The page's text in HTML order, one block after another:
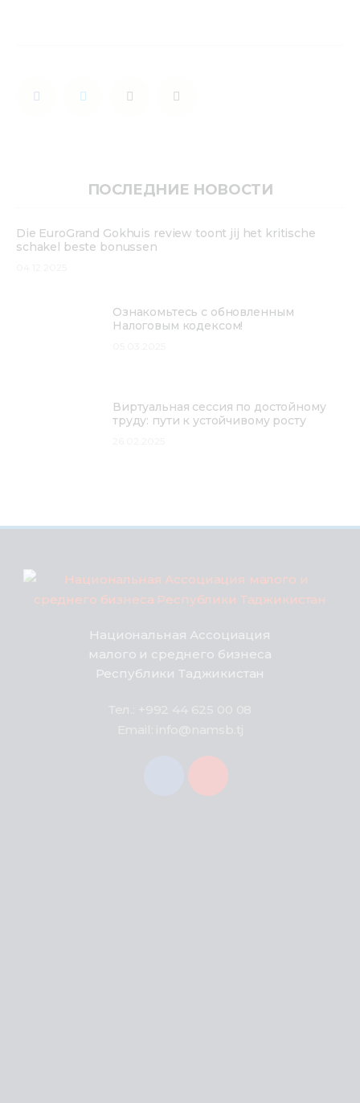
ПОСЛЕДНИЕ НОВОСТИ
Die EuroGrand Gokhuis review toont jij het kritische
schakel beste bonussen
Ознакомьтесь с обновленным
Налоговым кодексом!
Виртуальная сессия по достойному
труду: пути к устойчивому росту
Национальная Ассоциация
малого и среднего бизнеса
Республики Таджикистан